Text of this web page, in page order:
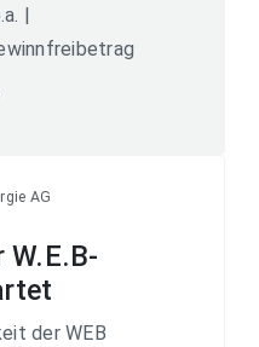
|
AG
der WEB